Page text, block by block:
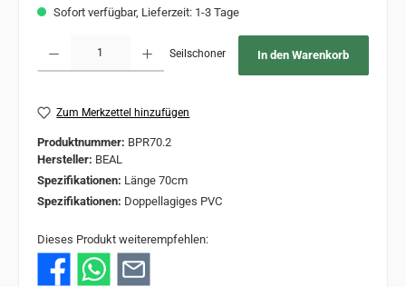
Sofort verfügbar, Lieferzeit: 1-3 Tage
Seilschoner In den Warenkorb
Zum Merkzettel hinzufügen
Produktnummer: BPR70.2
Hersteller: BEAL
Spezifikationen: Länge 70cm
Spezifikationen: Doppellagiges PVC
Dieses Produkt weiterempfehlen: